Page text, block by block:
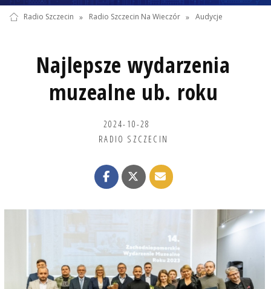
Radio Szczecin » Radio Szczecin Na Wieczór » Audycje
Najlepsze wydarzenia
muzealne ub. roku
2024-10-28
RADIO SZCZECIN